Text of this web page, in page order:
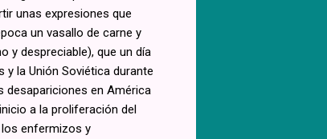
unas expresiones que
un vasallo de carne y
y despreciable), que un día
la Unión Soviética durante
desapariciones en América
a la proliferación del
los enfermizos y